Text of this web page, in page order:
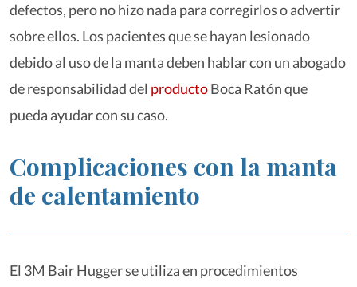
defectos, pero no hizo nada para corregirlos o advertir
sobre ellos. Los pacientes que se hayan lesionado
debido al uso de la manta deben hablar con un abogado
de responsabilidad del productoBoca Ratón que
pueda ayudar con su caso.
Complicaciones con la manta
de calentamiento
El 3M Bair Hugger se utiliza en procedimientos